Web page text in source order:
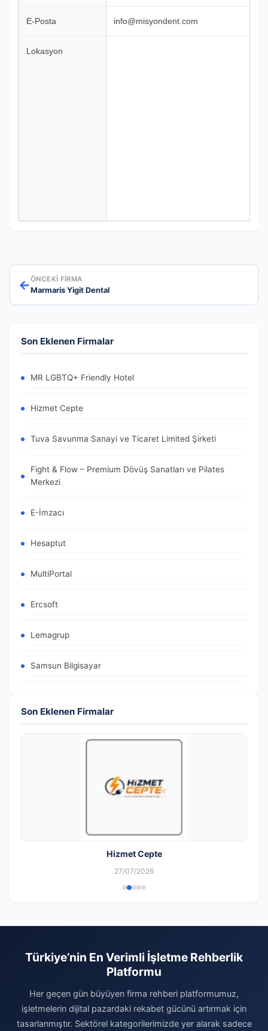
E-Posta info@misyondent.com
Lokasyon
←ÖNCEKI FIRMA
Marmaris Yigit Dental
Son Eklenen Firmalar
MR LGBTQ+ Friendly Hotel
Hizmet Cepte
Tuva Savunma Sanayi ve Ticaret Limited Şirketi
Fight & Flow – Premium Dövüş Sanatları ve Pilates
Merkezi
E-İmzacı
Hesaptut
MultiPortal
Ercsoft
Lemagrup
Samsun Bilgisayar
Son Eklenen Firmalar
Hizmet Cepte
27/07/2026
Türkiye’nin En Verimli İşletme Rehberlik
Platformu
Her geçen gün büyüyen firma rehberi platformumuz,
işletmelerin dijital pazardaki rekabet gücünü artırmak için
tasarlanmıştır. Sektörel kategorilerimizde yer alarak sadece